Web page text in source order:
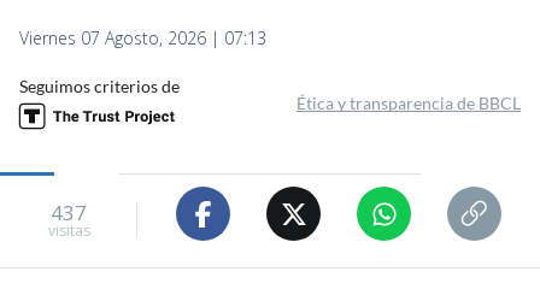
Viernes 07 Agosto, 2026 | 07:13
Seguimos criterios de
Ética y transparencia de BBCL
437
visitas